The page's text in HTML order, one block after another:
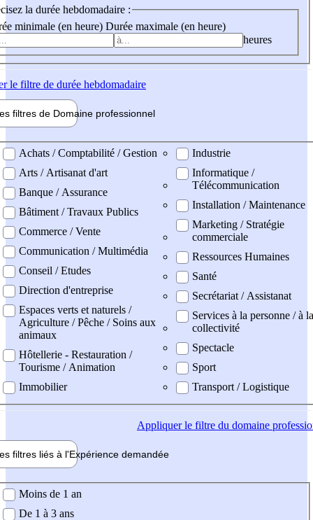
la durée hebdomadaire :
minimale (en heure) Durée maximale (en heure)
heures
le filtre de durée hebdomadaire
filtres de Domaine professionnel
professionel
Achats / Comptabilité / Gestion
Arts / Artisanat d'art
Banque / Assurance
Bâtiment / Travaux Publics
Commerce / Vente
Communication / Multimédia
Conseil / Etudes
Direction d'entreprise
Espaces verts et naturels /
Agriculture / Pêche / Soins aux
animaux
Hôtellerie - Restauration /
Tourisme / Animation
Immobilier
Industrie
Informatique /
Télécommunication
Installation / Maintenance
Marketing / Stratégie
commerciale
Ressources Humaines
Santé
Secrétariat / Assistanat
Services à la personne / à la
collectivité
Spectacle
Sport
Transport / Logistique
Appliquerle filtre du domaine
filtres liés à l'Expérience demandée
demandée
Moins de 1 an
De 1 à 3 ans